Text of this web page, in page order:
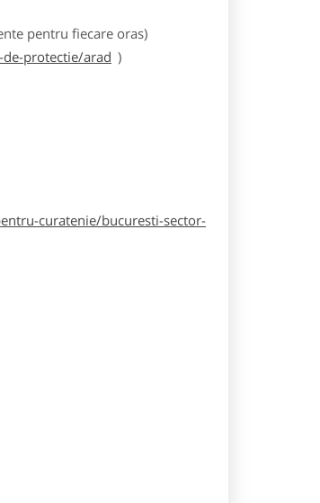
pentru fiecare oras)
protectie/arad )
curatenie/bucuresti-sector-